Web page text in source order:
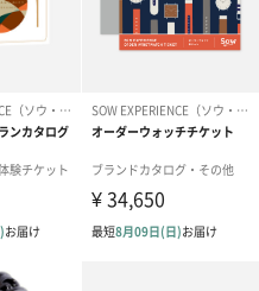
ブドフラワー
）
アミュレット